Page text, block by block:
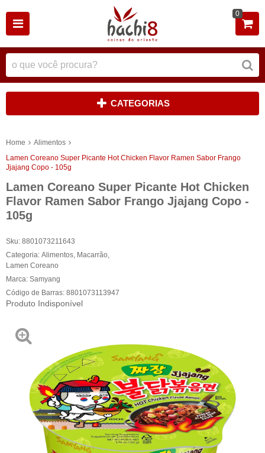
0
CATEGORIAS
Home
Alimentos
Lamen Coreano Super Picante Hot Chicken Flavor Ramen Sabor Frango
Jjajang Copo - 105g
Lamen Coreano Super Picante Hot Chicken
Flavor Ramen Sabor Frango Jjajang Copo -
105g
Sku: 8801073211643
Categoria: Alimentos Macarrão
Lamen Coreano
Marca: Samyang
Código de Barras: 8801073113947
Produto Indisponível